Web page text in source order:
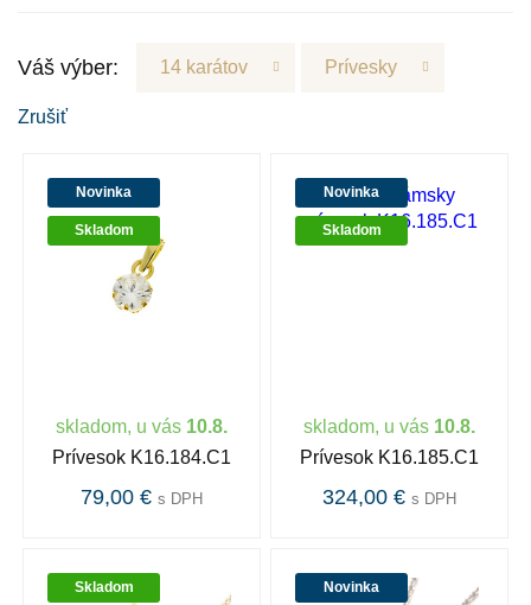
Váš výber: 14 karátov Prívesky
Zrušiť
Novinka
Skladom
skladom, u vás 10.8.
Prívesok K16.184.C1
79,00 € s DPH
Novinka
Skladom
skladom, u vás 10.8.
Prívesok K16.185.C1
324,00 € s DPH
Skladom Novinka